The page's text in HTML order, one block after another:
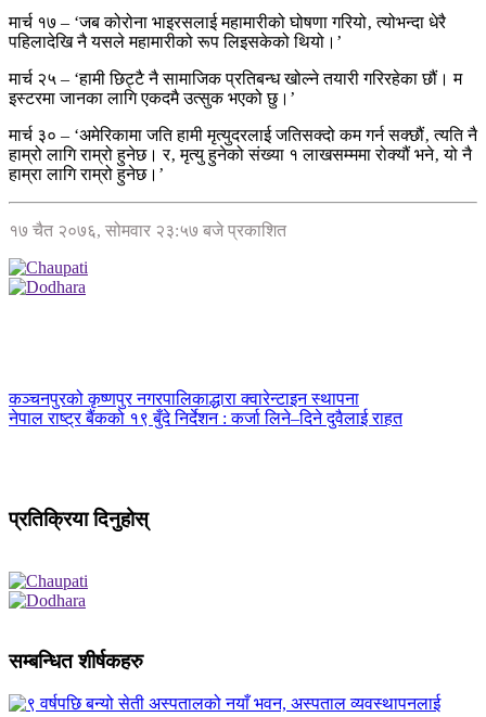
मार्च १७ – ‘जब कोरोना भाइरसलाई महामारीको घोषणा गरियो‚ त्योभन्दा धेरै
पहिलादेखि नै यसले महामारीको रूप लिइसकेको थियो।’
मार्च २५ – ‘हामी छिट्टै नै सामाजिक प्रतिबन्ध खोल्ने तयारी गरिरहेका छौं। म
इस्टरमा जानका लागि एकदमै उत्सुक भएको छु।’
मार्च ३० – ‘अमेरिकामा जति हामी मृत्युदरलाई जतिसक्दो कम गर्न सक्छौं‚ त्यति नै
हाम्रो लागि राम्रो हुनेछ। र‚ मृत्यु हुनेको संख्या १ लाखसम्ममा रोक्यौं भने‚ यो नै
हाम्रा लागि राम्रो हुनेछ।’
१७ चैत २०७६, सोमवार २३:५७ बजे प्रकाशित
कञ्चनपुरको कृष्णपुर नगरपालिकाद्धारा क्वारेन्टाइन स्थापना
नेपाल राष्ट्र बैंकको १९ बुँदे निर्देशन : कर्जा लिने–दिने दुवैलाई राहत
प्रतिक्रिया दिनुहोस्
सम्बन्धित शीर्षकहरु